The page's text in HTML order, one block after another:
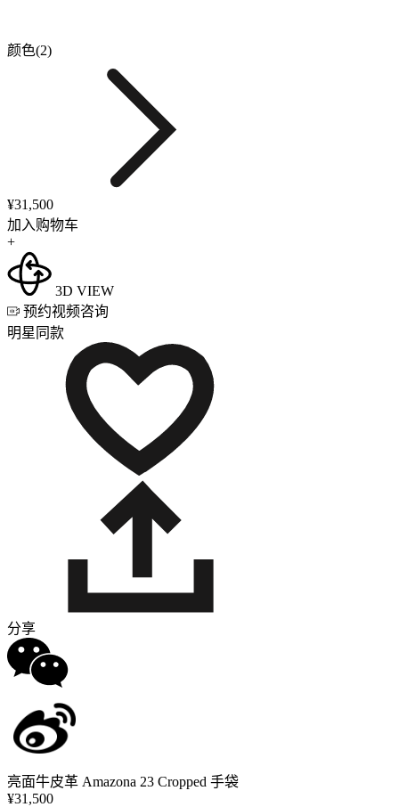
颜色(2)
¥31,500
加入购物车
+
3D VIEW
预约视频咨询
明星同款
分享
亮面牛皮革 Amazona 23 Cropped 手袋
¥31,500